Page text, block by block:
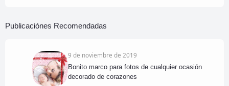
Publicaciónes Recomendadas
9 de noviembre de 2019
Bonito marco para fotos de cualquier ocasión
decorado de corazones